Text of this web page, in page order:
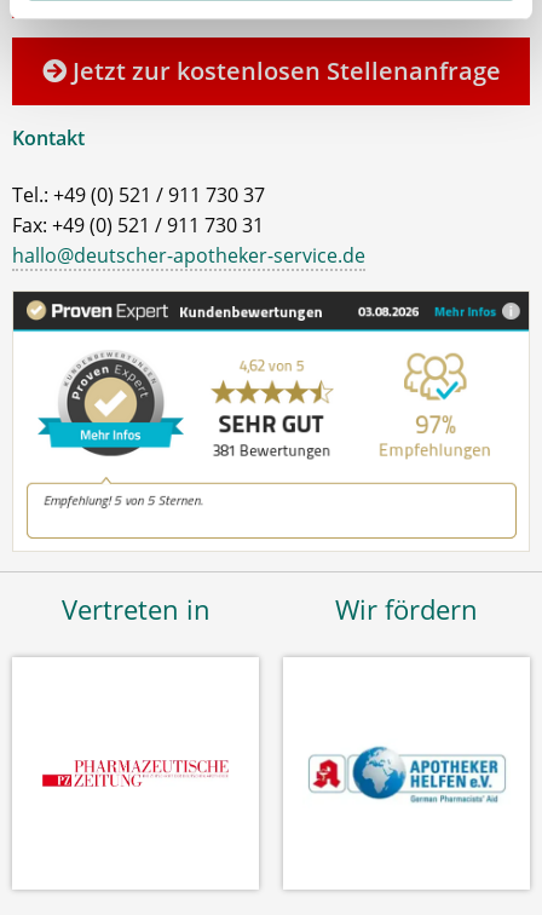
Jetzt zur kostenlosen Stellenanfrage
Kontakt
Tel.: +49 (0) 521 / 911 730 37
Fax: +49 (0) 521 / 911 730 31
hallo@deutscher-apotheker-service.de
Vertreten in Wir fördern